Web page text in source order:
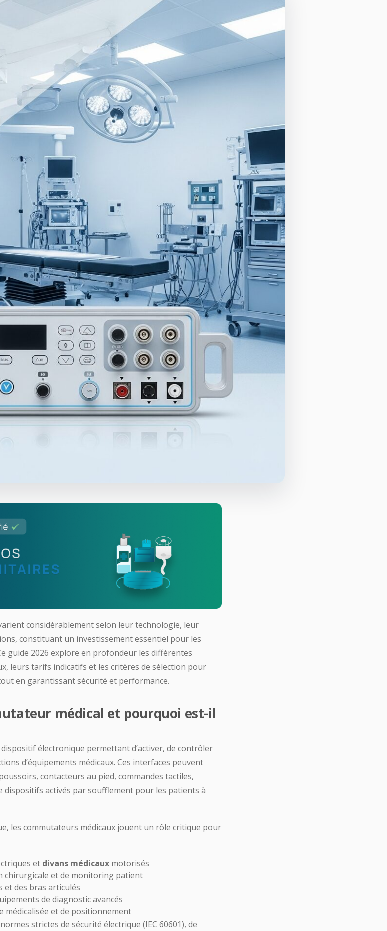
considérablement selon leur technologie, leur
constituant un investissement essentiel pour les
guide 2026 explore en profondeur les différentes
leurs tarifs indicatifs et les critères de sélection pour
en garantissant sécurité et performance.
médical et pourquoi est-il
électronique permettant d’activer, de contrôler
d’équipements médicaux. Ces interfaces peuvent
contacteurs au pied, commandes tactiles,
activés par soufflement pour les patients à
les commutateurs médicaux jouent un rôle critique pour
et divans médicauxmotorisés
chirurgicale et de monitoring patient
et des bras articulés
de diagnostic avancés
médicalisée et de positionnement
strictes de sécurité électrique (IEC 60601), de